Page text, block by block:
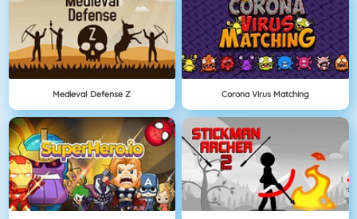
Medieval Defense Z Corona Virus Matching